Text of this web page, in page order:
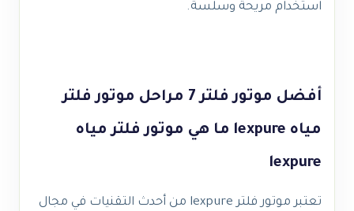
استخدام مريحة وسلسة.
أفضل موتور فلتر 7 مراحل موتور فلتر
مياه lexpure ما هي موتور فلتر مياه
lexpure
تعتبر موتور فلتر lexpure من أحدث التقنيات في مجال